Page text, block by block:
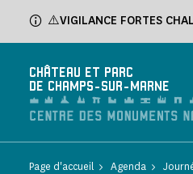
⚠️VIGILANCE FORTES
CHÂTEAU ET PARC
DE CHAMPS-SUR-MARNE
Page d'accueil Agenda